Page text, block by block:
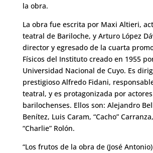
la obra.
La obra fue escrita por Maxi Altieri,
teatral de Bariloche, y Arturo López
director y egresado de la cuarta
Físicos del Instituto creado en 1955
Universidad Nacional de Cuyo. Es
prestigioso Alfredo Fidani,
teatral, y es protagonizada por actores
barilochenses. Ellos son: Alejandro
Benítez, Luis Caram, “Cacho”
“Charlie” Rolón.
“Los frutos de la obra de (José